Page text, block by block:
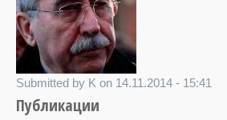
Submitted by K on 14.11.2014 - 15:41
Публикации